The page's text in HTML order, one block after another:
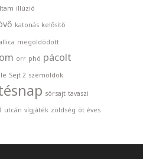
illúzió
katonás kelősítő
megoldódott
orr phó pácolt
Sejt 2 szemöldök
sörsajt tavaszi
utcán vígjáték zöldség öt éves